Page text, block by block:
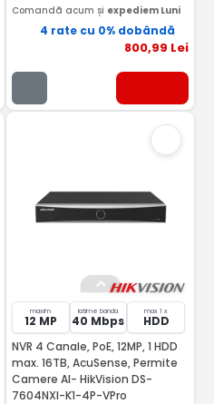
Comandă acum și expediem Luni
4 rate cu 0% dobândă
800,99 Lei
maxim
12 MP
latime banda
40 Mbps
max 1 x
HDD
NVR 4 Canale, PoE, 12MP, 1 HDD
max. 16TB, AcuSense, Permite
Camere AI- HikVision DS-
7604NXI-K1-4P-VPro